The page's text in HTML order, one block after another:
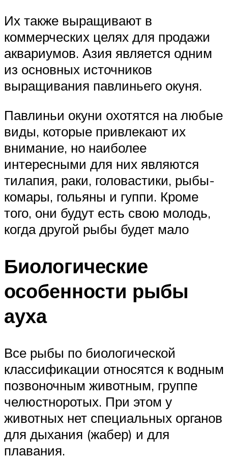
Их также выращивают в
коммерческих целях для продажи
аквариумов. Азия является одним
из основных источников
выращивания павлиньего окуня.
Павлиньи окуни охотятся на любые
виды, которые привлекают их
внимание, но наиболее
интересными для них являются
тилапия, раки, головастики, рыбы-
комары, гольяны и гуппи. Кроме
того, они будут есть свою молодь,
когда другой рыбы будет мало
Биологические
особенности рыбы
ауха
Все рыбы по биологической
классификации относятся к водным
позвоночным животным, группе
челюстноротых. При этом у
животных нет специальных органов
для дыхания (жабер) и для
плавания.